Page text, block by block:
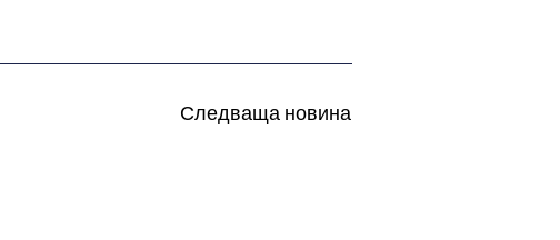
Следваща новина